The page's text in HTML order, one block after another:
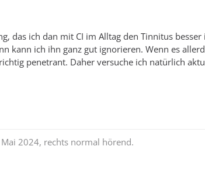
das ich dan mit CI im Alltag den Tinnitus
kann ich ihn ganz gut ignorieren. Wenn es
penetrant. Daher versuche ich natürlich
2024, rechts normal hörend.